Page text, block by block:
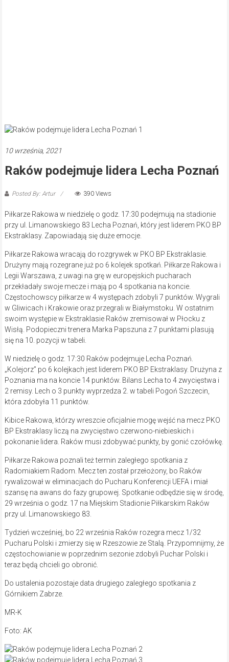
10 września, 2021
Raków podejmuje lidera Lecha Poznań
Posted By: Artur 390 Views
Piłkarze Rakowa w niedzielę o godz. 17:30 podejmują na stadionie
przy ul. Limanowskiego 83 Lecha Poznań, który jest liderem PKO BP
Ekstraklasy. Zapowiadają się duże emocje.
Piłkarze Rakowa wracają do rozgrywek w PKO BP Ekstraklasie.
Drużyny mają rozegrane już po 6 kolejek spotkań. Piłkarze Rakowa i
Legii Warszawa, z uwagi na grę w europejskich pucharach
przekładały swoje mecze i mają po 4 spotkania na koncie.
Częstochowscy piłkarze w 4 występach zdobyli 7 punktów. Wygrali
w Gliwicach i Krakowie oraz przegrali w Białymstoku. W ostatnim
swoim występie w Ekstraklasie Raków zremisował w Płocku z
Wisłą. Podopieczni trenera Marka Papszuna z 7 punktami plasują
się na 10. pozycji w tabeli.
W niedzielę o godz. 17:30 Raków podejmuje Lecha Poznań.
„Kolejorz” po 6 kolejkach jest liderem PKO BP Ekstraklasy. Drużyna z
Poznania ma na koncie 14 punktów. Bilans Lecha to 4 zwycięstwa i
2 remisy. Lech o 3 punkty wyprzedza 2. w tabeli Pogoń Szczecin,
która zdobyła 11 punktów.
Kibice Rakowa, którzy wreszcie oficjalnie mogę wejść na mecz PKO
BP Ekstraklasy liczą na zwycięstwo czerwono-niebieskich i
pokonanie lidera. Raków musi zdobywać punkty, by gonić czołówkę.
Piłkarze Rakowa poznali też termin zaległego spotkania z
Radomiakiem Radom. Mecz ten został przełożony, bo Raków
rywalizował w eliminacjach do Pucharu Konferencji UEFA i miał
szansę na awans do fazy grupowej. Spotkanie odbędzie się w środę,
29 września o godz. 17 na Miejskim Stadionie Piłkarskim Raków
przy ul. Limanowskiego 83.
Tydzień wcześniej, bo 22 września Raków rozegra mecz 1/32
Pucharu Polski i zmierzy się w Rzeszowie ze Stalą. Przypomnijmy, że
częstochowianie w poprzednim sezonie zdobyli Puchar Polski i
teraz będą chcieli go obronić.
Do ustalenia pozostaje data drugiego zaległego spotkania z
Górnikiem Zabrze.
MR-K
Foto: AK